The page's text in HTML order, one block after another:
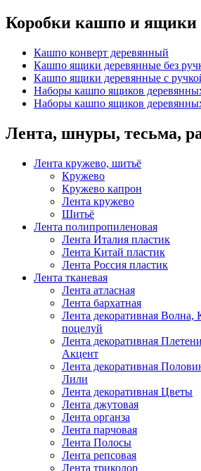
Коробки кашпо и ящики
Кашпо конверт деревянный
Кашпо ящики деревянные без
Кашпо ящики деревянные с
Наборы кашпо ящиков
Наборы кашпо ящиков
Лента, шнуры, тесьма,
Лента кружево, шитьё
Кружево
Кружево капрон
Лента кружево
Шитьё
Лента полипропиленовая
Лента Италия пластик
Лента Китай пластик
Лента Россия пластик
Лента тканевая
Лента атласная
Лента бархатная
Лента декоративная
поцелуй
Лента декоративная
Акцент
Лента декоративная
Лили
Лента декоративная Цветы
Лента джутовая
Лента органза
Лента парчовая
Лента Полосы
Лента репсовая
Лента триколор